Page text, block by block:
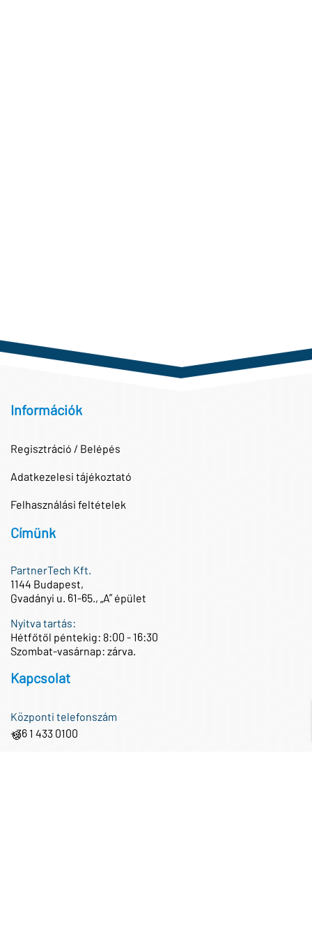
Információk
Regisztráció / Belépés
Adatkezelesi tájékoztató
Felhasználási feltételek
Címünk
PartnerTech Kft.
1144 Budapest,
Gvadányi u. 61-65., „A” épület
Nyitva tartás:
Hétfőtől péntekig: 8:00 - 16:30
Szombat-vasárnap: zárva.
Kapcsolat
Központi telefonszám
+36 1 433 0100
🍪